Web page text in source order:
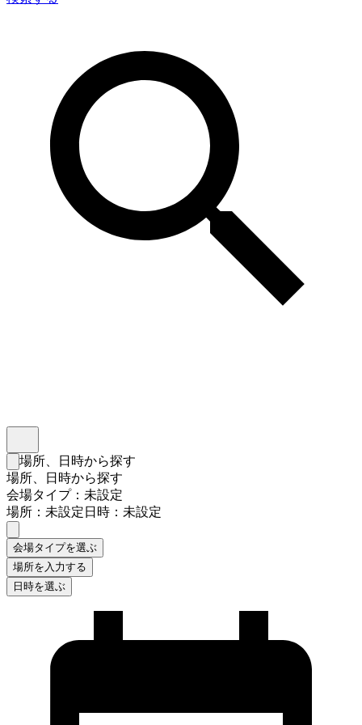
検索フォームを閉じる
場所、日時から探す
場所、日時から探す
会場タイプ：未設定
場所：未設定日時：未設定
会場タイプを選ぶ
場所を入力する
日時を選ぶ